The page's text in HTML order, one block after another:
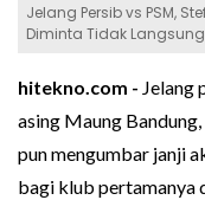
Jelang Persib vs PSM,
Diminta Tidak
hitekno.com - Jelang
asing Maung Bandung,
pun mengumbar janji
bagi klub pertamanya